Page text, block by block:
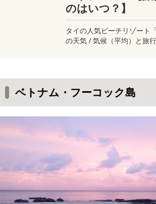
のはいつ？】
タイの人気ビーチリゾート
の天気 / 気候（平均）と旅
にとっては旅行しにくい傾
ウィーク（GW）旅行にも向
ベトナム・フーコック島